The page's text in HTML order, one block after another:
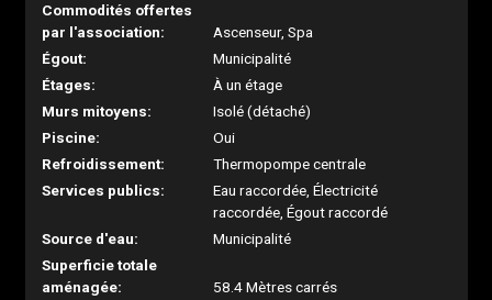
Commodités offertes
par l'association:
Ascenseur, Spa
Égout:
Municipalité
Étages:
À un étage
Murs mitoyens:
Isolé (détaché)
Piscine:
Oui
Refroidissement:
Thermopompe centrale
Services publics:
Eau raccordée, Électricité
raccordée, Égout raccordé
Source d'eau:
Municipalité
Superficie totale
aménagée:
58.4 Mètres carrés